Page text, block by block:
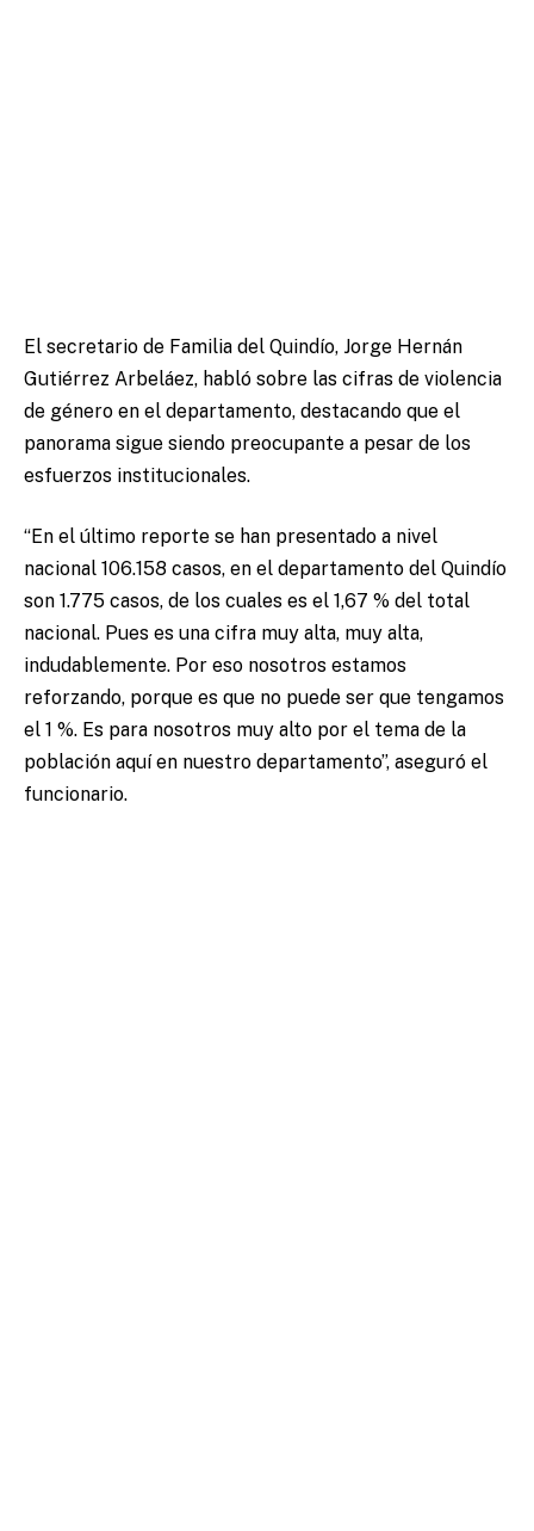
El secretario de Familia del Quindío, Jorge Hernán
Gutiérrez Arbeláez, habló sobre las cifras de violencia
de género en el departamento, destacando que el
panorama sigue siendo preocupante a pesar de los
esfuerzos institucionales.
“En el último reporte se han presentado a nivel
nacional 106.158 casos, en el departamento del Quindío
son 1.775 casos, de los cuales es el 1,67 % del total
nacional. Pues es una cifra muy alta, muy alta,
indudablemente. Por eso nosotros estamos
reforzando, porque es que no puede ser que tengamos
el 1 %. Es para nosotros muy alto por el tema de la
población aquí en nuestro departamento”, aseguró el
funcionario.